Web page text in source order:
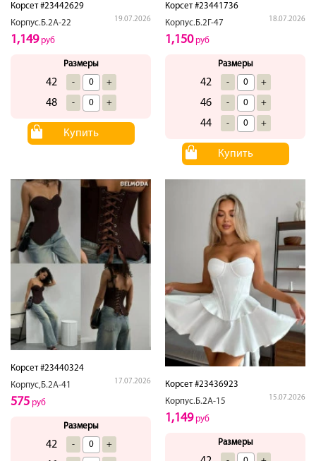
Корсет #23442629
Корпус.Б.2А-22
19.07.2026
1,149руб
Размеры
42 - +
48 - +
Купить
Корсет #23441736
Корпус.Б.2Г-47
18.07.2026
1,150руб
Размеры
42 - +
46 - +
44 - +
Купить
Корсет #23440324
Корпус,Б.2А-41
17.07.2026
575 руб
Размеры
42 - +
Корсет #23436923
Корпус.Б.2А-15
15.07.2026
1,149руб
Размеры